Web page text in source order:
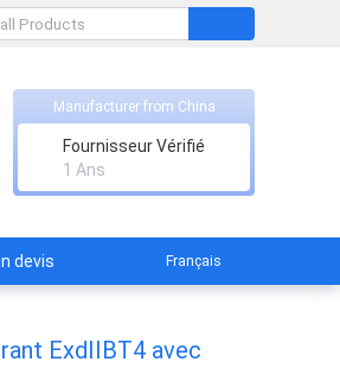
Manufacturer from China
Fournisseur Vérifié
1 Ans
devis Français
ExdIIBT4 avec